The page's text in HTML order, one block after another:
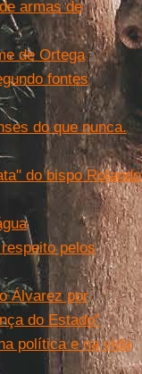
armas de
de Ortega
fontes
do que nunca.
do bispo Rolando
pelos
Álvarez por
do Estado”
política e na vida